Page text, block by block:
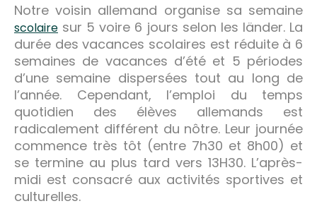
Notre voisin allemand organise sa semaine
scolaire sur 5 voire 6 jours selon les länder. La
durée des vacances scolaires est réduite à 6
semaines de vacances d’été et 5 périodes
d’une semaine dispersées tout au long de
l’année. Cependant, l’emploi du temps
quotidien des élèves allemands est
radicalement différent du nôtre. Leur journée
commence très tôt (entre 7h30 et 8h00) et
se termine au plus tard vers 13H30. L’après-
midi est consacré aux activités sportives et
culturelles.